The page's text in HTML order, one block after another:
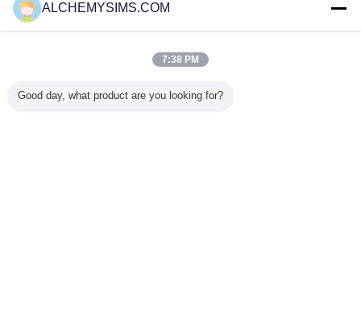
Trust Seal
Verified Suplier
Alle producten
ALCHEMYSIMS.COM
7:38 PM
Good day, what product are you looking for?